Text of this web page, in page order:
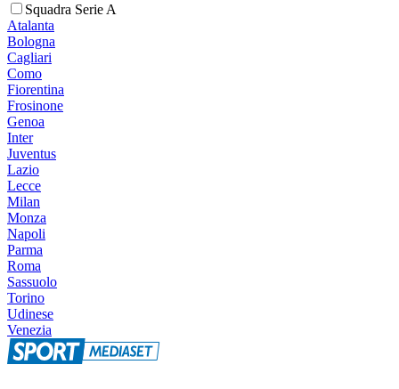
Squadra Serie A
Atalanta
Bologna
Cagliari
Como
Fiorentina
Frosinone
Genoa
Inter
Juventus
Lazio
Lecce
Milan
Monza
Napoli
Parma
Roma
Sassuolo
Torino
Udinese
Venezia